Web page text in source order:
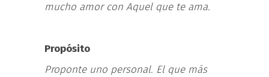
mucho amor con Aquel que te ama.
Propósito
Proponte uno personal. El que más